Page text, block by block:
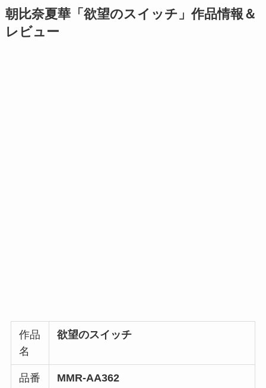
朝比奈夏華「欲望のスイッチ」作品情報＆
レビュー
作品
名
欲望のスイッチ
品番 MMR-AA362